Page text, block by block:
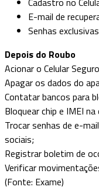
E-mail de
Senhas
Depois do Roubo
Acionar o Celular
Apagar os dados do
Contatar bancos para
Bloquear chip e IMEI
Trocar senhas de e-
sociais;
Registrar boletim de
Verificar
(Fonte: Exame)